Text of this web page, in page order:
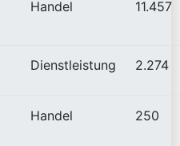
Handel 11.457
Dienstleistung 2.274
Handel 250